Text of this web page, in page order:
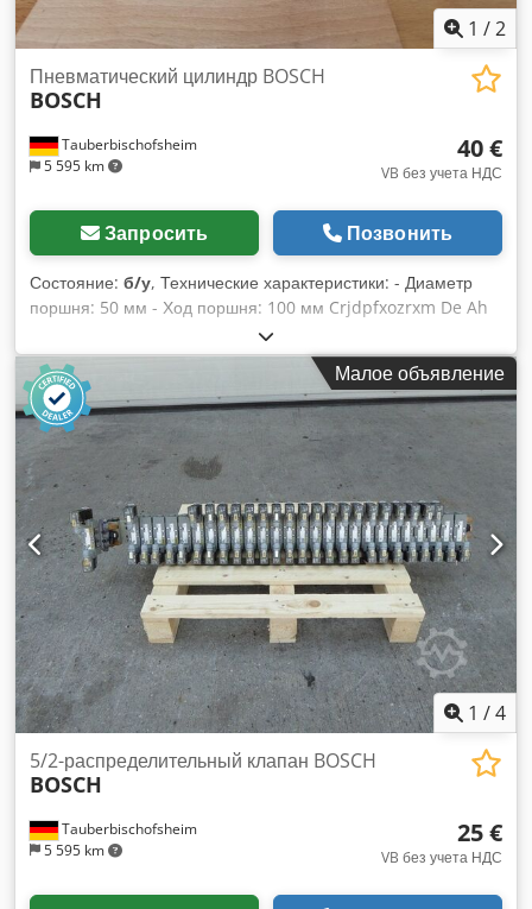
1 /2
Tauberbischofsheim
5 595 km
Пневматический цилиндр BOSCH
BOSCH
40 €
VB без учета НДС
Запросить Позвонить
Состояние: б/у, Технические характеристики: - Диаметр
поршня: 50 мм - Ход поршня: 100 мм Crjdpfxozrxm De Ah
Малое объявление
1 /4
Tauberbischofsheim
5 595 km
5/2-распределительный клапан BOSCH
BOSCH
25 €
VB без учета НДС